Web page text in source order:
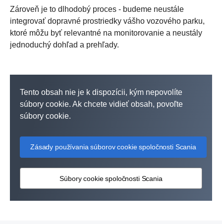
Zároveň je to dlhodobý proces - budeme neustále
integrovať dopravné prostriedky vášho vozového parku,
ktoré môžu byť relevantné na monitorovanie a neustály
jednoduchý dohľad a prehľady.
Tento obsah nie je k dispozícii, kým nepovolíte
súbory cookie. Ak chcete vidieť obsah, povoľte
súbory cookie.
Zásady používania súborov cookie spoločnosti Scania
Súbory cookie spoločnosti Scania